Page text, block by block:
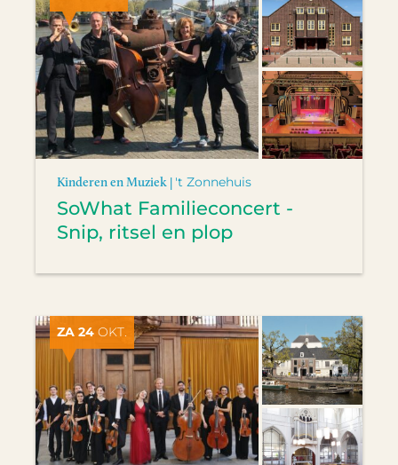
Kinderen en Muziek | 't Zonnehuis
SoWhat Familieconcert -
Snip, ritsel en plop
ZA 24 OKT.